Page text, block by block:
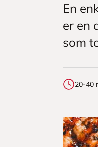
En
er en
som
20-40